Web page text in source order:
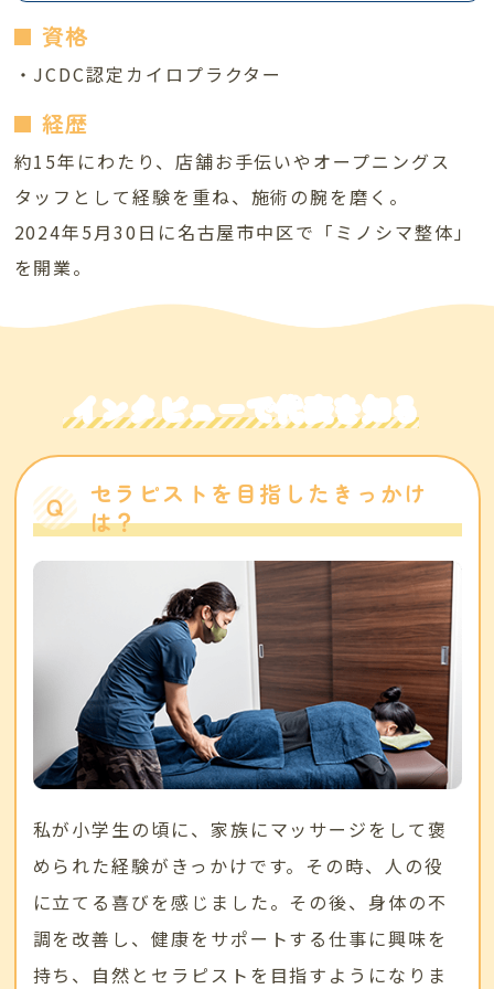
資格
・JCDC認定カイロプラクター
経歴
約15年にわたり、店舗お手伝いやオープニングス
タッフとして経験を重ね、施術の腕を磨く。
2024年5月30日に名古屋市中区で「ミノシマ整体」
を開業。
インタビューで代表を知る
セラピストを目指したきっかけ
は？
私が小学生の頃に、家族にマッサージをして褒
められた経験がきっかけです。その時、人の役
に立てる喜びを感じました。その後、身体の不
調を改善し、健康をサポートする仕事に興味を
持ち、自然とセラピストを目指すようになりま